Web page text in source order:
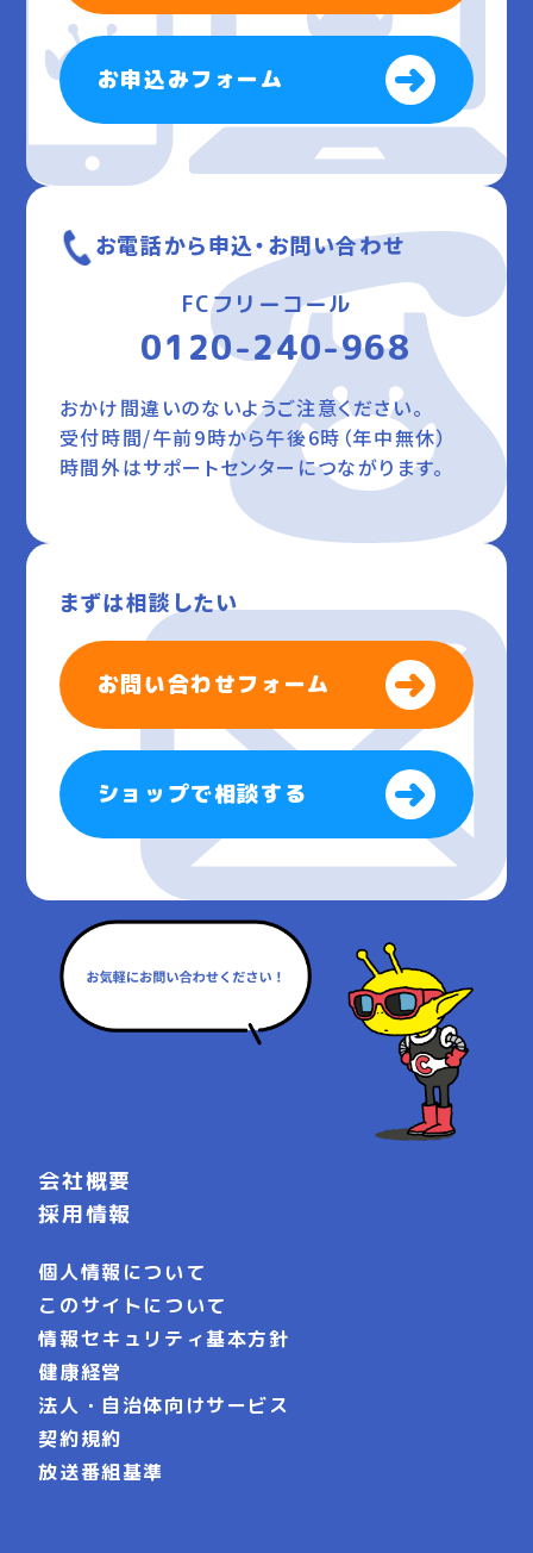
お申込みフォーム
お電話から申込・お問い合わせ
FCフリーコール
0120-240-968
おかけ間違いのないようご注意ください。
受付時間/午前9時から午後6時（年中無休）
時間外はサポートセンターにつながります。
まずは相談したい
お問い合わせフォーム
ショップで相談する
会社概要
採用情報
個人情報について
このサイトについて
情報セキュリティ基本方針
健康経営
法人・自治体向けサービス
契約規約
放送番組基準